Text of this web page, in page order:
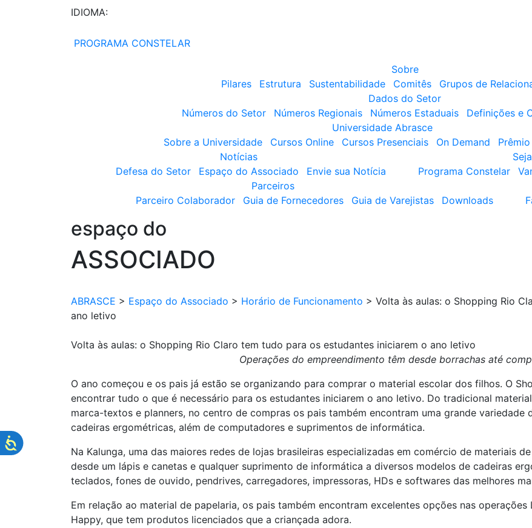
IDIOMA:
PROGRAMA CONSTELAR
Sobre
Pilares
Estrutura Sustentabilidade Comitês Grupos de
Dados do Setor
Números do Setor
Números Regionais Números Estaduais Definições e
Universidade Abrasce
Sobre a Universidade
Cursos Online Cursos Presenciais On Demand
Notícias
Defesa do Setor
Espaço do Associado Envie sua Notícia
Programa Constelar
Parceiros
Parceiro Colaborador
Guia de Fornecedores Guia de Varejistas Downloads
espaço do
ASSOCIADO
ABRASCE > Espaço do Associado > Horário de Funcionamento > Volta às aulas: o Shopping Rio
ano letivo
Volta às aulas: o Shopping Rio Claro tem tudo para os estudantes iniciarem o ano letivo
Operações do empreendimento têm desde borrachas até
O ano começou e os pais já estão se organizando para comprar o material escolar dos filhos. O
encontrar tudo o que é necessário para os estudantes iniciarem o ano letivo. Do tradicional
marca-textos e planners, no centro de compras os pais também encontram uma grande variedade
cadeiras ergométricas, além de computadores e suprimentos de informática.
Na Kalunga, uma das maiores redes de lojas brasileiras especializadas em comércio de materiais
desde um lápis e canetas e qualquer suprimento de informática a diversos modelos de cadeiras
teclados, fones de ouvido, pendrives, carregadores, impressoras, HDs e softwares das melhores
Em relação ao material de papelaria, os pais também encontram excelentes opções nas operações
Happy, que tem produtos licenciados que a criançada adora.